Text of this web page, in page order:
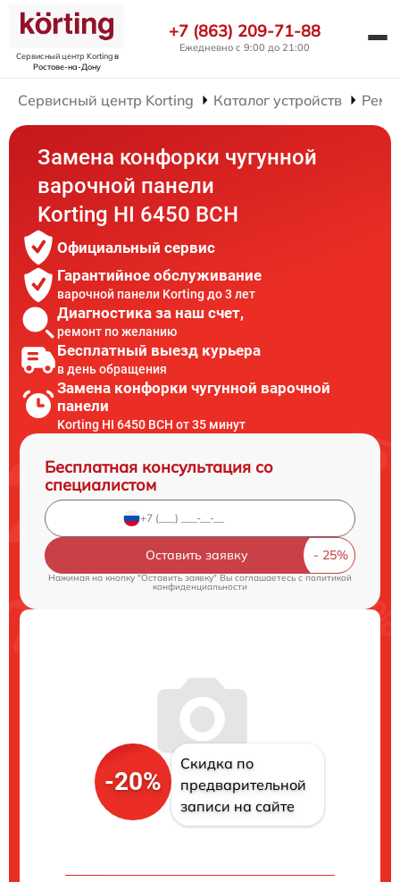
Сервисный центр Kortingв
Ростове-на-Дону
+7 (863) 209-71-88
Ежедневно с 9:00 до 21:00
Сервисный центр Korting Каталог устройств
Замена конфорки чугунной
варочной панели
Korting HI 6450 BCH
Официальный сервис
Гарантийное обслуживание
варочной панели Korting до 3 лет
Диагностика за наш счет,
ремонт по желанию
Бесплатный выезд курьера
в день обращения
Замена конфорки чугунной варочной
панели
Korting HI 6450 BCH от 35 минут
Бесплатная консультация со
специалистом
Оставить заявку
Нажимая на кнопку "Оставить заявку" Вы соглашаетесь cполитикой
конфиденциальности
-20%
Скидка по
предварительной
записи на сайте